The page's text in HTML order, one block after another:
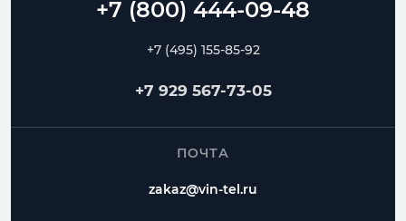
+7 (495) 155-85-92
+7 929 567-73-05
ПОЧТА
zakaz@vin-tel.ru